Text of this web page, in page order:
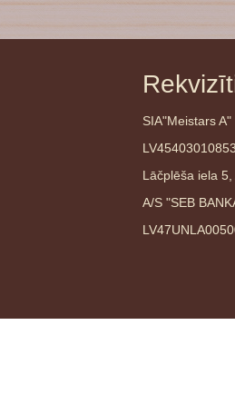
SIA"Meistars A"
LV45403010853
Lāčplēša iela 5,
A/S "SEB